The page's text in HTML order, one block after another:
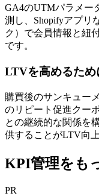
GA4のUTMパラメー
測し、Shopifyアプリ
ク）で会員情報と紐
です。
LTVを高めるた
購買後のサンキュー
のリピート促進クー
との継続的な関係を
供することがLTV向
KPI管理をも
PR